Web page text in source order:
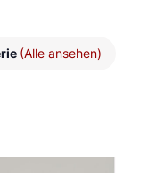
(Alle ansehen)